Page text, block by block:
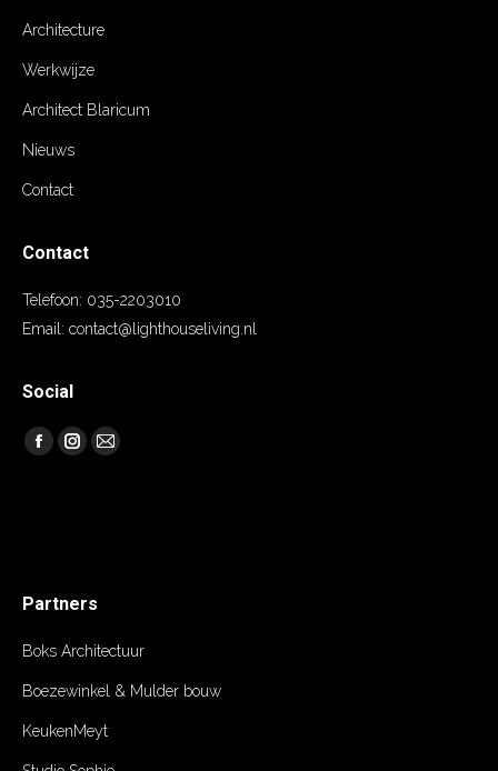
Architecture
Werkwijze
Architect Blaricum
Nieuws
Contact
Contact
Telefoon: 035-2203010
Email: contact@lighthouseliving.nl
Social
Vind ons op:
FacebookInstagram
Mail
Partners
Boks Architectuur
Boezewinkel & Mulder bouw
KeukenMeyt